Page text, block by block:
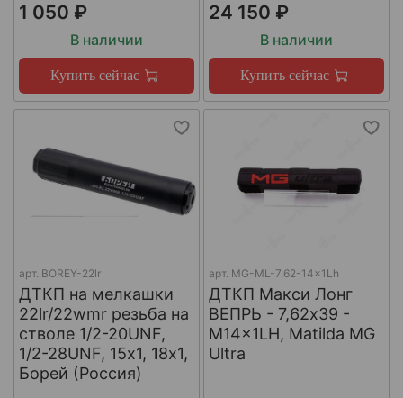
1 050 ₽
В наличии
Купить сейчас
24 150 ₽
В наличии
Купить сейчас
арт. BOREY-22lr
ДТКП на мелкашки
22lr/22wmr резьба на
стволе 1/2-20UNF,
1/2-28UNF, 15х1, 18х1,
Борей (Россия)
арт. MG-ML-7.62-14x1Lh
ДТКП Макси Лонг
ВЕПРЬ - 7,62x39 -
M14x1LH, Matilda MG
Ultra